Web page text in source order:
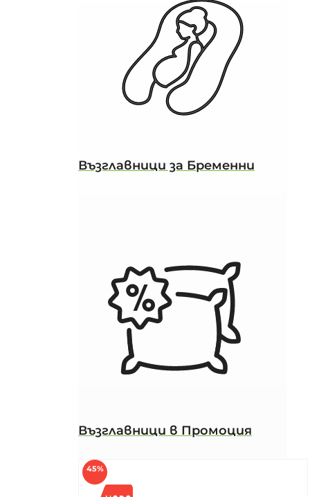
Възглавници за Бременни
Възглавници в Промоция
45%